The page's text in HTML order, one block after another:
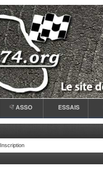
ASSO ESSAIS
Inscription